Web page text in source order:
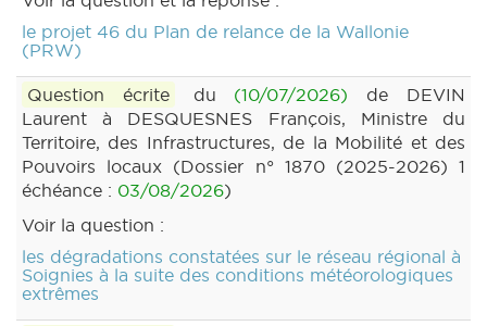
le projet 46 du Plan de relance de la Wallonie
(PRW)
Question écrite du (10/07/2026) de DEVIN
Laurent à DESQUESNES François, Ministre du
Territoire, des Infrastructures, de la Mobilité et des
Pouvoirs locaux (Dossier n° 1870 (2025-2026) 1
échéance : 03/08/2026)
Voir la question :
les dégradations constatées sur le réseau régional à
Soignies à la suite des conditions météorologiques
extrêmes